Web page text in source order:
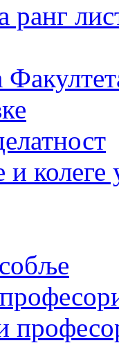
ранг
колеге